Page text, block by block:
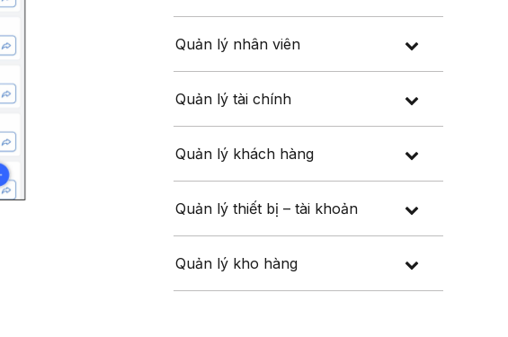
Quản lý nhân viên
Quản lý tài chính
Quản lý khách hàng
Quản lý thiết bị – tài khoản
Quản lý kho hàng